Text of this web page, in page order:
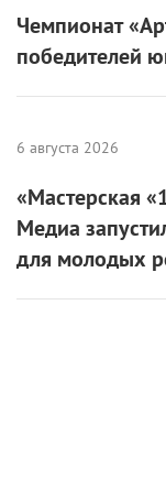
Чемпионат
победителей
6 августа 2026
«Мастерская
Медиа
для молодых